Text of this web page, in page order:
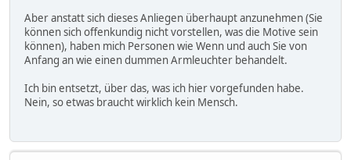
Aber anstatt sich dieses Anliegen überhaupt anzunehmen (Sie
können sich offenkundig nicht vorstellen, was die Motive sein
können), haben mich Personen wie Wenn und auch Sie von
Anfang an wie einen dummen Armleuchter behandelt.
Ich bin entsetzt, über das, was ich hier vorgefunden habe.
Nein, so etwas braucht wirklich kein Mensch.